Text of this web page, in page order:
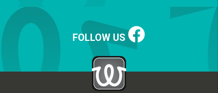
FOLLOW US